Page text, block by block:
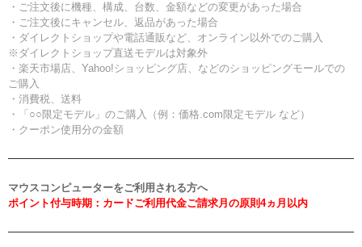
・ご注文後に機種、構成、台数、金額などの変更があった場合
・ご注文後にキャンセル、返品があった場合
・ダイレクトショップや電話通販など、オンライン以外でのご購入
※ダイレクトショップ直送モデルは対象外
・楽天市場店、Yahoo!ショッピング店、などのショッピングモールでの
ご購入
・消費税、送料
・「○○限定モデル」のご購入（例：価格.com限定モデル など）
・クーポン使用分の金額
マウスコンピューターをご利用される方へ
ポイント付与時期：カードご利用代金ご請求月の原則4ヵ月以内